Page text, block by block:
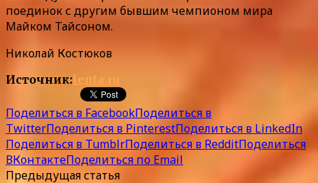
поединок с другим бывшим чемпионом мира
Майком Тайсоном.
Николай Костюков
Источник:lenta.ru
Поделиться в FacebookПоделиться в
TwitterПоделиться в PinterestПоделиться в LinkedIn
Поделиться в TumblrПоделиться в RedditПоделиться
ВКонтактеПоделиться по Email
Предыдущая статья